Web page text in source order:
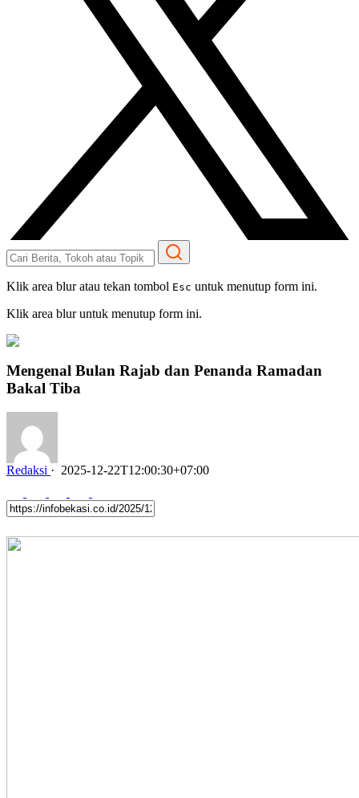
Klik area blur atau tekan tombol Esc untuk menutup form ini.
Klik area blur untuk menutup form ini.
Mengenal Bulan Rajab dan Penanda Ramadan
Bakal Tiba
Redaksi · 2025-12-22T12:00:30+07:00